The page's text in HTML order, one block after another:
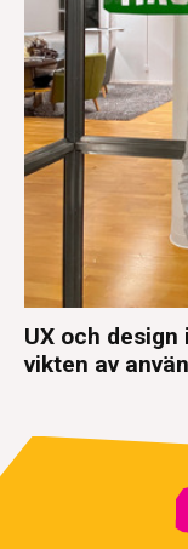
UX och
vikten av